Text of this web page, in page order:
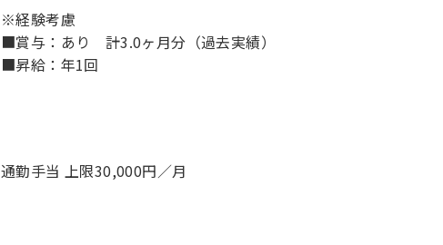
※経験考慮
■賞与：あり 計3.0ヶ月分（過去実績）
■昇給：年1回
通勤手当 上限30,000円／月